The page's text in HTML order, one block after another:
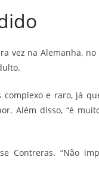
vez na Alemanha, no
e raro, já
Além disso, “é
Contreras. “Não